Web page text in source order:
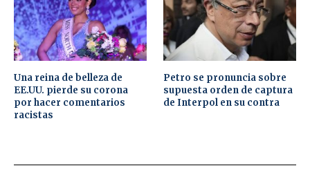
Una reina de belleza de
EE.UU. pierde su corona
por hacer comentarios
racistas
Petro se pronuncia sobre
supuesta orden de captura
de Interpol en su contra